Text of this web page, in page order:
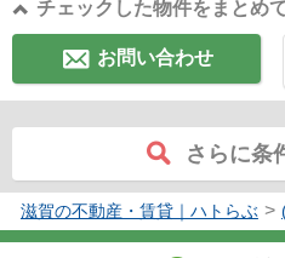
チェックした物件をまとめ
お問い合わせ
さらに条
滋賀の不動産・賃貸｜ハトらぶ >